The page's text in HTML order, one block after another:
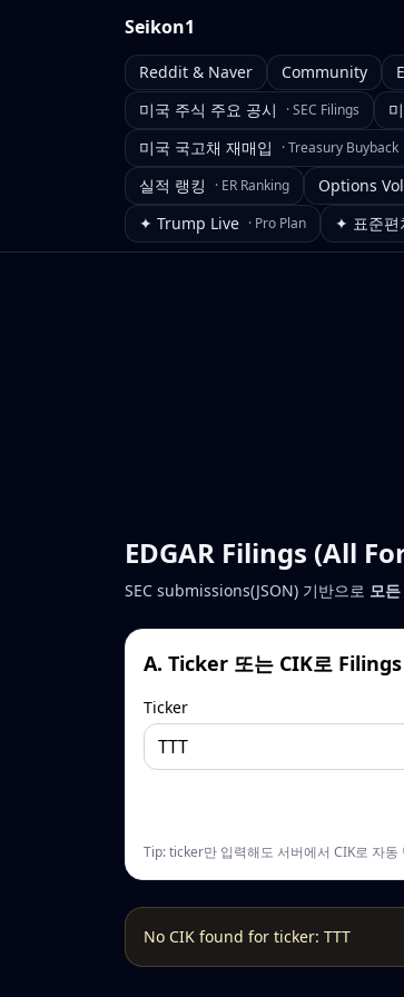
Seikon1
Reddit & Naver Community
미국 주식 주요 공시 ·SEC Filings
미국 국고채 재매입 ·Treasury Buyback
실적 랭킹 · ER Ranking Options
✦ Trump Live · Pro Plan ✦ 표준편
EDGAR Filings (All
SEC submissions(JSON) 기반으로 모
A. Ticker 또는 CIK로 Filings
Ticker
Tip: ticker만 입력해도 서버에서 CIK로 자동
No CIK found for ticker: TTT